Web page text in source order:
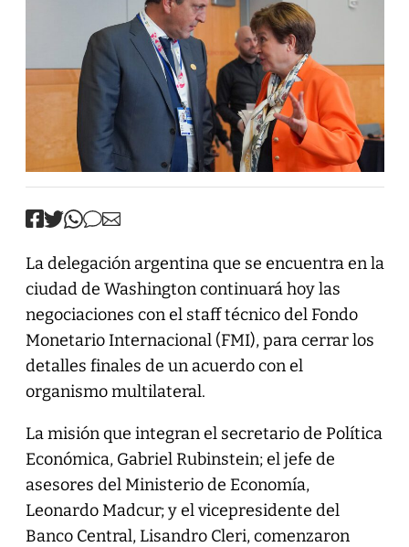
La delegación argentina que se encuentra en la
ciudad de Washington continuará hoy las
negociaciones con el staff técnico del Fondo
Monetario Internacional (FMI), para cerrar los
detalles finales de un acuerdo con el
organismo multilateral.
La misión que integran el secretario de Política
Económica, Gabriel Rubinstein; el jefe de
asesores del Ministerio de Economía,
Leonardo Madcur; y el vicepresidente del
Banco Central, Lisandro Cleri, comenzaron